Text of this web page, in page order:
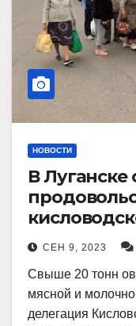
НОВОСТИ
В Луганске
СЕН 9, 2023
Свыше 20 тонн
мясной и
делегация